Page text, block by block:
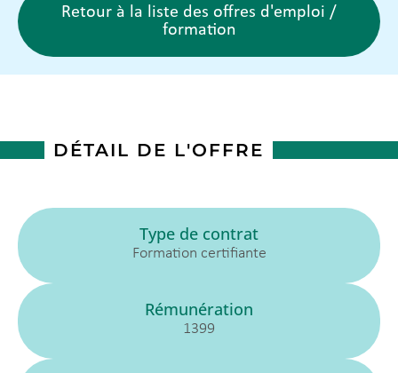
Retour à la liste des offres d'emploi /
formation
DÉTAIL DE L'OFFRE
Type de contrat
Formation certifiante
Rémunération
1399